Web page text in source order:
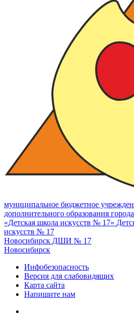
муниципальное бюджетное
дополнительного образования
«Детская школа искусств № 17»
искусств № 17
Новосибирск ДШИ № 17
Новосибирск
Инфобезопасность
Версия для слабовидящих
Карта сайта
Напишите нам